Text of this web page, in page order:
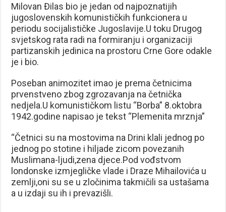
Milovan Đilas bio je jedan od najpoznatijih
jugoslovenskih komunističkih funkcionera u
periodu socijalističke Jugoslavije.U toku Drugog
svjetskog rata radi na formiranju i organizaciji
partizanskih jedinica na prostoru Crne Gore odakle
je i bio.
Poseban animozitet imao je prema četnicima
prvenstveno zbog zgrozavanja na četnička
nedjela.U komunističkom listu “Borba” 8.oktobra
1942.godine napisao je tekst “Plemenita mrznja”
“Četnici su na mostovima na Drini klali jednog po
jednog po stotine i hiljade zicom povezanih
Muslimana-ljudi,zena djece.Pod vođstvom
londonske izmjegličke vlade i Draze Mihailovića u
zemlji,oni su se u zločinima takmičili sa ustašama
a u izdaji su ih i prevazišli.